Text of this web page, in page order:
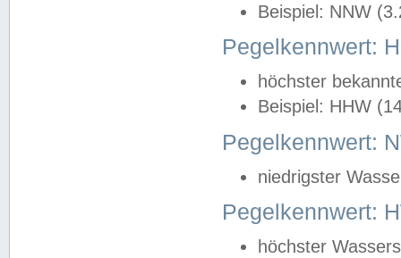
Beispiel: NNW
Pegelkennwert:
höchster
Beispiel: HHW
Pegelkennwert:
niedrigster
Pegelkennwert:
höchster